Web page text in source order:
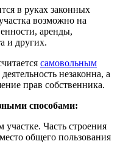
в руках законных
возможно на
аренды,
и других.
самовольным
незаконна, а
прав собственника.
способами:
участке. Часть строения
общего пользования